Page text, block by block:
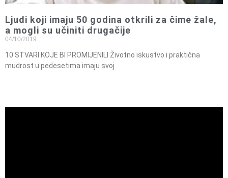
Ljudi koji imaju 50 godina otkrili za čime žale,
a mogli su učiniti drugačije
04/10/2019
10 STVARI KOJE BI PROMIJENILI Životno iskustvo i praktična
mudrost u pedesetima imaju svoj